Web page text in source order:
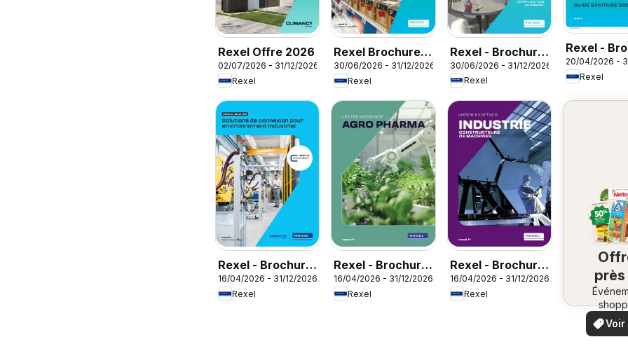
Rexel Offre 2026
02/07/2026 - 31/12/2026
Rexel
Rexel Brochure
accessoires de
climatisation
30/06/2026 - 31/12/2026
Rexel
Rexel - Brochure
rafraichisseur
d'air
30/06/2026 - 31/12/2026
Rexel
Rexel -
Sanitaire
20/04/2026 -
Rexel
Rexel - Brochure
spécial industrie
16/04/2026 - 31/12/2026
Rexel
Rexel - Brochure
agro pharma
16/04/2026 - 31/12/2026
Rexel
Rexel - Brochure
industrie
16/04/2026 - 31/12/2026
Rexel
près
locaux
Voir